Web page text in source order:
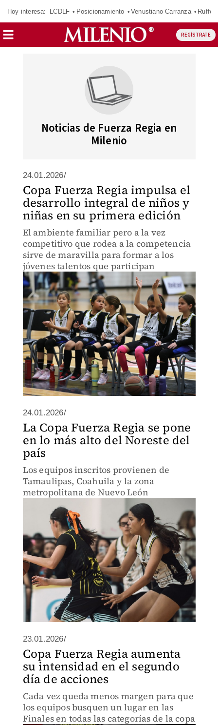
Hoy interesa: LCDLF Posicionamiento Venustiano Carranza Ruffo
REGÍSTRATE
Noticias de Fuerza Regia en
Milenio
24.01.2026/
Copa Fuerza Regia impulsa el
desarrollo integral de niños y
niñas en su primera edición
El ambiente familiar pero a la vez
competitivo que rodea a la competencia
sirve de maravilla para formar a los
jóvenes talentos que participan
24.01.2026/
La Copa Fuerza Regia se pone
en lo más alto del Noreste del
país
Los equipos inscritos provienen de
Tamaulipas, Coahuila y la zona
metropolitana de Nuevo León
23.01.2026/
Copa Fuerza Regia aumenta
su intensidad en el segundo
día de acciones
Cada vez queda menos margen para que
los equipos busquen un lugar en las
Finales en todas las categorías de la copa